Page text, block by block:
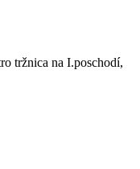
tržnica na I.poschodí,